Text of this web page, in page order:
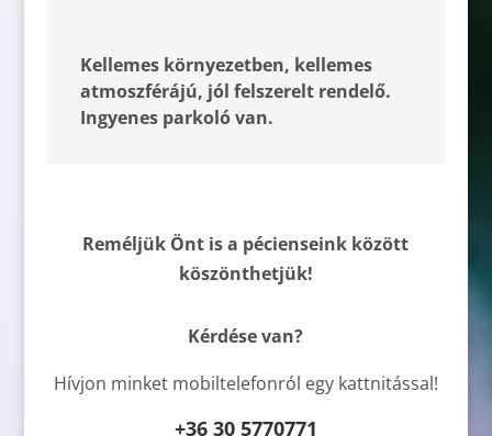
Kellemes környezetben, kellemes
atmoszférájú, jól felszerelt rendelő.
Ingyenes parkoló van.
Reméljük Önt is a pécienseink között
köszönthetjük!
Kérdése van?
Hívjon minket mobiltelefonról egy kattnitással!
+36 30 5770771